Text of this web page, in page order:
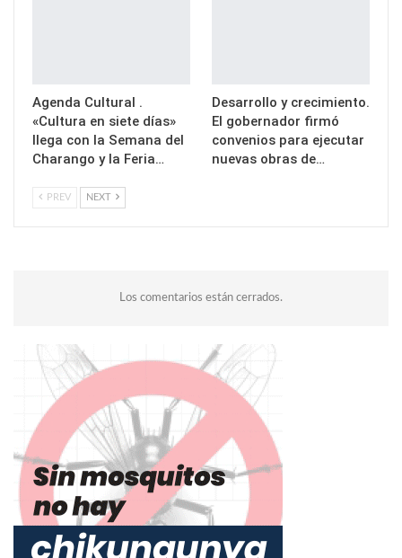
Agenda Cultural .
«Cultura en siete días»
llega con la Semana del
Charango y la Feria…
Desarrollo y crecimiento.
El gobernador firmó
convenios para ejecutar
nuevas obras de…
PREV NEXT
Los comentarios están cerrados.